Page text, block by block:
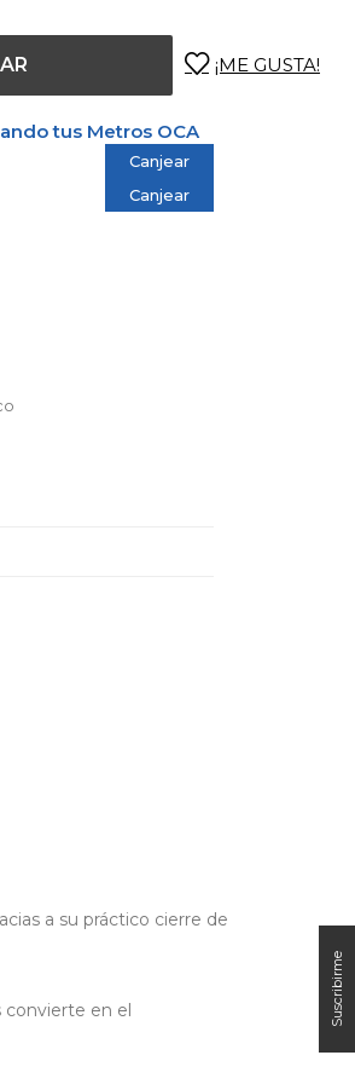
tus Metros OCA
Canjear
Canjear
a su práctico cierre de
convierte en el